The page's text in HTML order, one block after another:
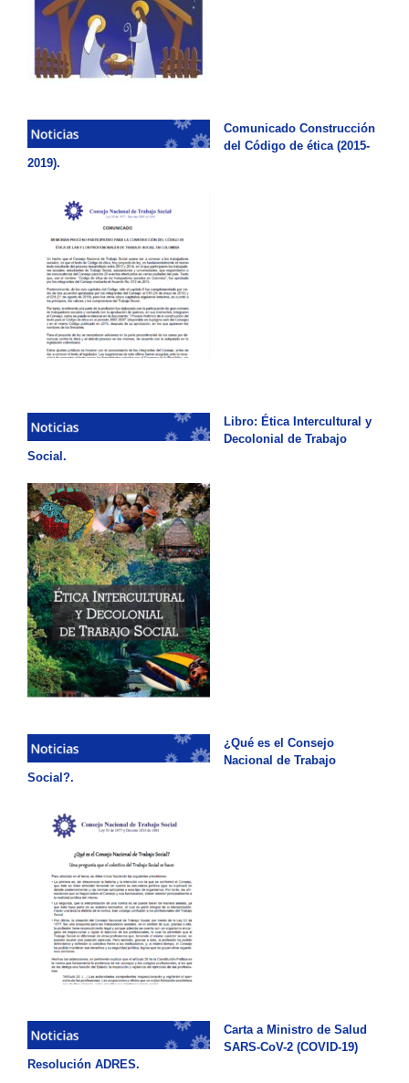
Comunicado Construcción
del Código de ética (2015-
2019).
Libro: Ética Intercultural y
Decolonial de Trabajo
Social.
¿Qué es el Consejo
Nacional de Trabajo
Social?.
Carta a Ministro de Salud
SARS-CoV-2 (COVID-19)
Resolución ADRES.